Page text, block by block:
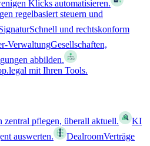
Klicks automatisieren.
regelbasiert steuern und
Schnell und rechtskonform
VerwaltungGesellschaften,
abbilden.
mit Ihren Tools.
zentral pflegen, überall aktuell.
KI
auswerten. DealroomVerträge